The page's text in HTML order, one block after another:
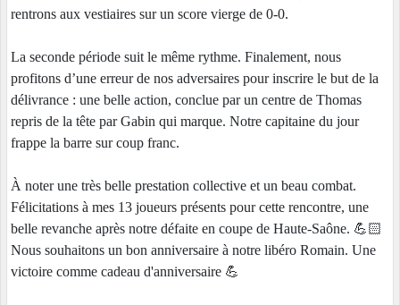
rentrons aux vestiaires sur un score vierge de 0-0.
La seconde période suit le même rythme. Finalement, nous
profitons d’une erreur de nos adversaires pour inscrire le but de la
délivrance : une belle action, conclue par un centre de Thomas
repris de la tête par Gabin qui marque. Notre capitaine du jour
frappe la barre sur coup franc.
À noter une très belle prestation collective et un beau combat.
Félicitations à mes 13 joueurs présents pour cette rencontre, une
belle revanche après notre défaite en coupe de Haute-Saône. 💪🏻
Nous souhaitons un bon anniversaire à notre libéro Romain. Une
victoire comme cadeau d'anniversaire 💪